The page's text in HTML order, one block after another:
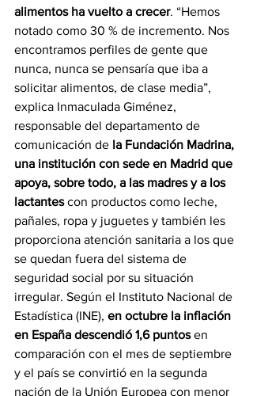
alimentos ha vuelto a crecer. “Hemos
notado como 30 % de incremento. Nos
encontramos perfiles de gente que
nunca, nunca se pensaría que iba a
solicitar alimentos, de clase media”,
explica Inmaculada Giménez,
responsable del departamento de
comunicación de la Fundación Madrina,
una institución con sede en Madrid que
apoya, sobre todo, a las madres y a los
lactantes con productos como leche,
pañales, ropa y juguetes y también les
proporciona atención sanitaria a los que
se quedan fuera del sistema de
seguridad social por su situación
irregular. Según el Instituto Nacional de
Estadística (INE), en octubre la inflación
en España descendió 1,6 puntos en
comparación con el mes de septiembre
y el país se convirtió en la segunda
nación de la Unión Europea con menor